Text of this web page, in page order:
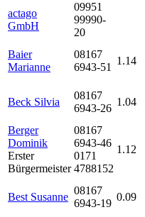
actago
GmbH
09951
99990-
20
Baier
Marianne
08167
6943-51
1.14
Beck Silvia
08167
6943-26
1.04
Berger
Dominik
Erster
Bürgermeister
08167
6943-46
0171
4788152
1.12
Best Susanne
08167
6943-19
0.09